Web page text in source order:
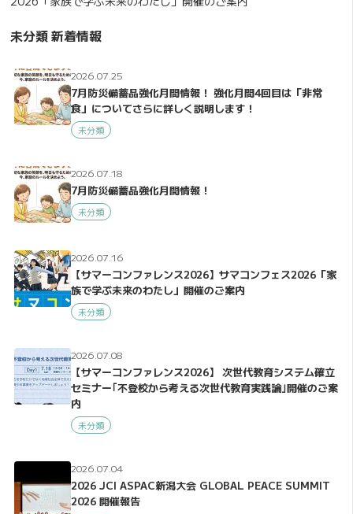
未分類 新着情報
2026.07.25
7月防災備蓄品強化月間情報！ 強化月間4回目は「非常
食」についてさらに詳しく説明します！
未分類
2026.07.18
7月防災備蓄品強化月間情報！
未分類
2026.07.16
【サマーコンファレンス2026】サマコンフェス2026「家
族で学ぶ未来のわたし」開催のご案内
未分類
2026.07.08
【サマーコンファレンス2026】 次世代教育システム確立
セミナー｢不登校から考える次世代教育実践論｣開催のご案
内
未分類
2026.07.04
2026 JCI ASPAC新潟大会 GLOBAL PEACE SUMMIT
2026 開催報告